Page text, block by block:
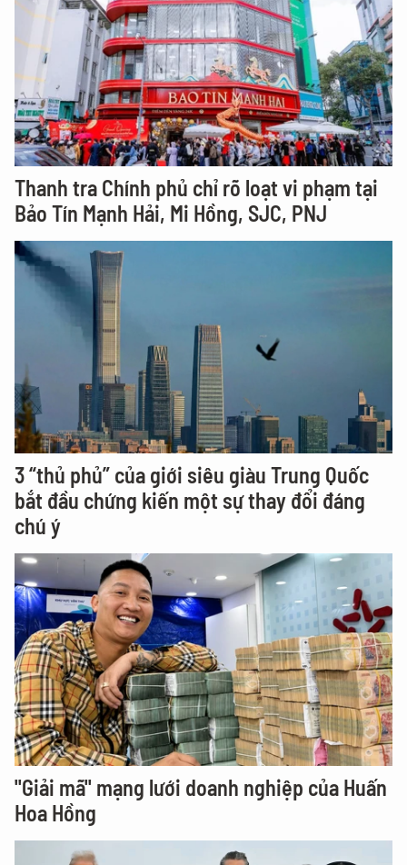
Thanh tra Chính phủ chỉ rõ loạt vi phạm tại
Bảo Tín Mạnh Hải, Mi Hồng, SJC, PNJ
3 “thủ phủ” của giới siêu giàu Trung Quốc
bắt đầu chứng kiến một sự thay đổi đáng
chú ý
"Giải mã" mạng lưới doanh nghiệp của Huấn
Hoa Hồng